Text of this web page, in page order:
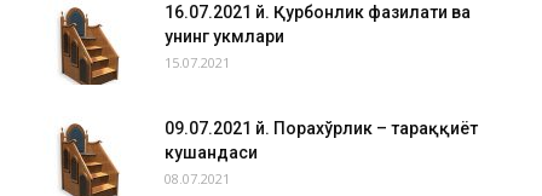
16.07.2021 й. Қурбонлик фазилати ва
унинг ҳукмлари
15.07.2021
09.07.2021 й. Порахўрлик – тараққиёт
кушандаси
08.07.2021